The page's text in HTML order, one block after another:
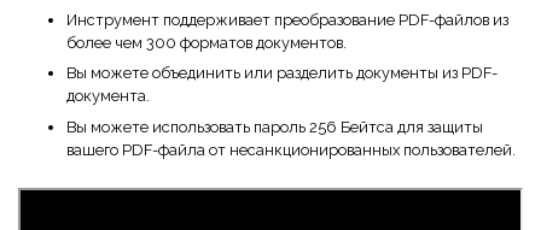
Инструмент поддерживает преобразование PDF-файлов из
более чем 300 форматов документов.
Вы можете объединить или разделить документы из PDF-
документа.
Вы можете использовать пароль 256 Бейтса для защиты
вашего PDF-файла от несанкционированных пользователей.